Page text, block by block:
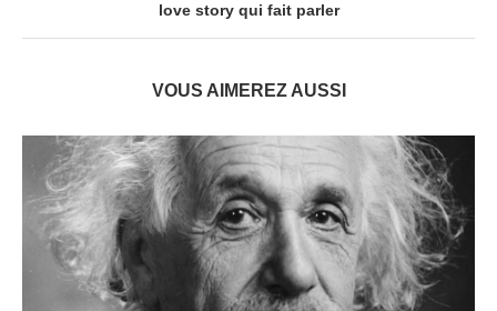
love story qui fait parler
VOUS AIMEREZ AUSSI